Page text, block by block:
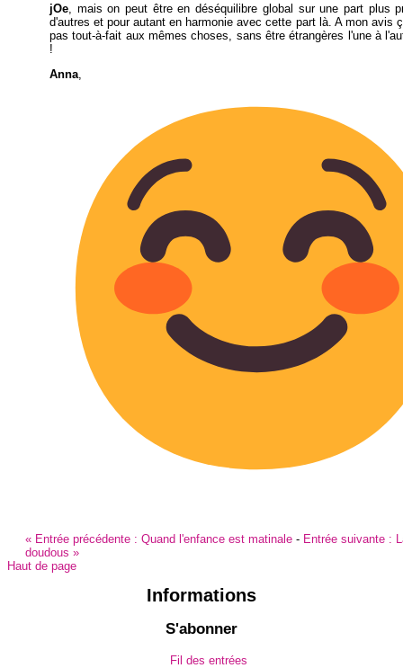
jOe , mais on peut être en déséquilibre global sur une part plus
d'autres et pour autant en harmonie avec cette part là. A mon avis
pas tout-à-fait aux mêmes choses, sans être étrangères l'une à
!
Anna
« Entrée précédente : Quand l'enfance est matinale - Entrée suivante :
doudous »
Haut de page
Informations
S'abonner
Fil des entrées